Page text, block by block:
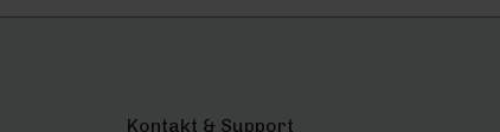
Kontakt & Support